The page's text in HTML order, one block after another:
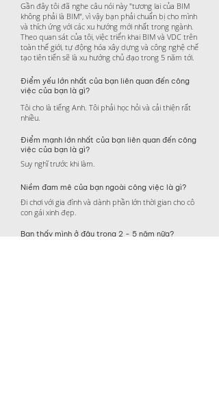
Gần đây tôi đã nghe câu nói này "tương lai của BIM
không phải là BIM", vì vậy bạn phải chuẩn bị cho mình
và thích ứng với các xu hướng mới nhất trong ngành.
Theo quan sát của tôi, việc triển khai BIM và VDC trên
toàn thế giới, tự động hóa xây dựng và công nghệ chế
tạo tiên tiến sẽ là xu hướng chủ đạo trong 5 năm tới.
Điểm yếu lớn nhất của bạn liên quan đến công
việc của bạn là gì?
Tôi cho là tiếng Anh. Tôi phải học hỏi và cải thiện rất
nhiều.
Điểm mạnh lớn nhất của bạn liên quan đến công
việc của bạn là gì?
Suy nghĩ trước khi làm.
Niềm đam mê của bạn ngoài công việc là gì?
Đi chơi với gia đình và dành phần lớn thời gian cho cô
con gái xinh đẹp.
Bạn thấy mình ở đâu trong 2 - 5 năm nữa?